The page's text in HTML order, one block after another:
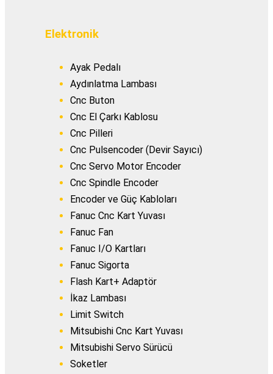
Elektronik
Ayak Pedalı
Aydınlatma Lambası
Cnc Buton
Cnc El Çarkı Kablosu
Cnc Pilleri
Cnc Pulsencoder (Devir Sayıcı)
Cnc Servo Motor Encoder
Cnc Spindle Encoder
Encoder ve Güç Kabloları
Fanuc Cnc Kart Yuvası
Fanuc Fan
Fanuc I/O Kartları
Fanuc Sigorta
Flash Kart+ Adaptör
İkaz Lambası
Limit Switch
Mitsubishi Cnc Kart Yuvası
Mitsubishi Servo Sürücü
Soketler